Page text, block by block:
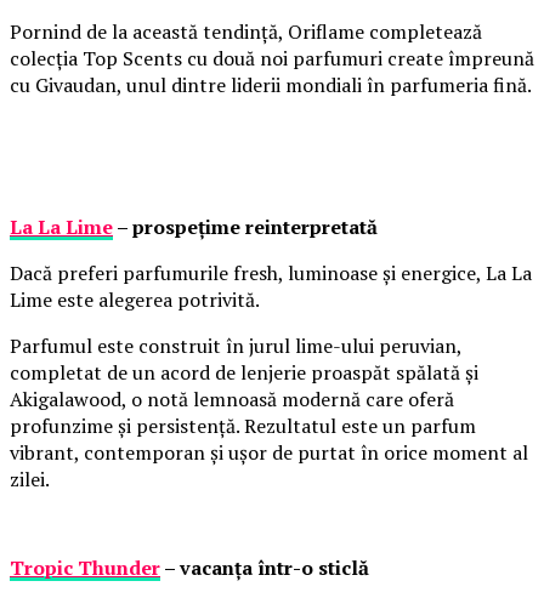
Pornind de la această tendință, Oriflame completează
colecția Top Scents cu două noi parfumuri create împreună
cu Givaudan, unul dintre liderii mondiali în parfumeria fină.
La La Lime– prospețime reinterpretată
Dacă preferi parfumurile fresh, luminoase și energice, La La
Lime este alegerea potrivită.
Parfumul este construit în jurul lime-ului peruvian,
completat de un acord de lenjerie proaspăt spălată și
Akigalawood, o notă lemnoasă modernă care oferă
profunzime și persistență. Rezultatul este un parfum
vibrant, contemporan și ușor de purtat în orice moment al
zilei.
Tropic Thunder– vacanța într-o sticlă